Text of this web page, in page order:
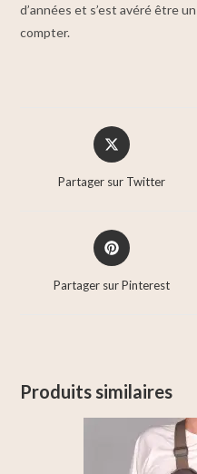
d’années et s’est avéré être
compter.
Partager sur Twitter
Partager sur Pinterest
Produits similaires